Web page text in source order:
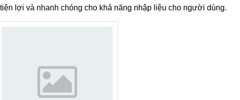
lợi và nhanh chóng cho khả năng nhập liệu cho người dùng.